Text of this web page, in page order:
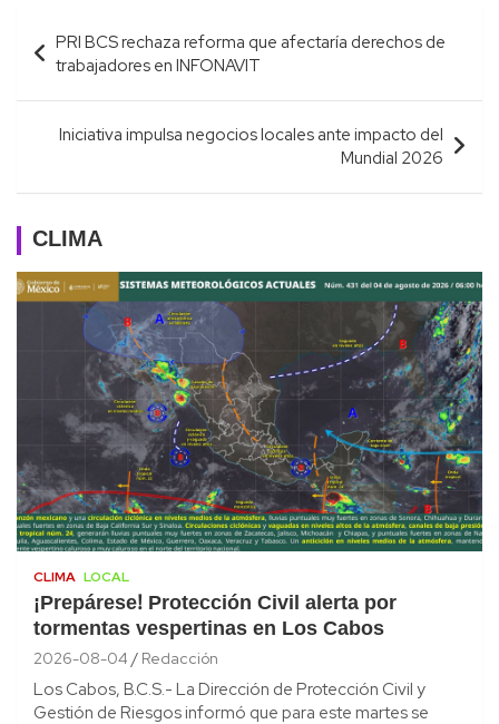
Navegación
de
entradas
PRI BCS rechaza reforma que afectaría derechos de
trabajadores en INFONAVIT
Iniciativa impulsa negocios locales ante impacto del
Mundial 2026
CLIMA
CLIMA LOCAL
¡Prepárese! Protección Civil alerta por
tormentas vespertinas en Los Cabos
2026-08-04 Redacción
Los Cabos, B.C.S.- La Dirección de Protección Civil y
Gestión de Riesgos informó que para este martes se